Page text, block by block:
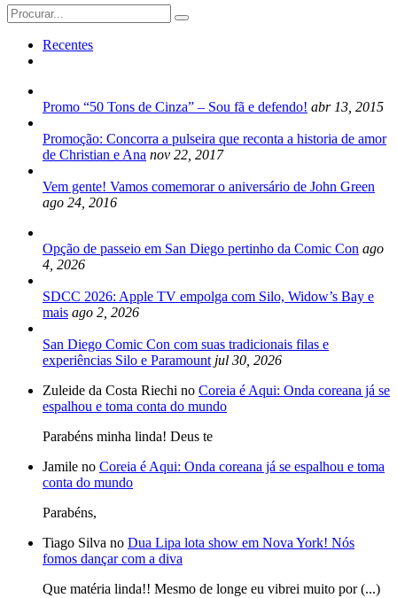
Search
for:
Recentes
Promo “50 Tons de Cinza” – Sou fã e defendo! abr 13, 2015
Promoção: Concorra a pulseira que reconta a historia de amor
de Christian e Ana nov 22, 2017
Vem gente! Vamos comemorar o aniversário de John Green
ago 24, 2016
Opção de passeio em San Diego pertinho da Comic Con ago
4, 2026
SDCC 2026: Apple TV empolga com Silo, Widow’s Bay e
mais ago 2, 2026
San Diego Comic Con com suas tradicionais filas e
experiências Silo e Paramount jul 30, 2026
Zuleide da Costa Riechi no Coreia é Aqui: Onda coreana já se
espalhou e toma conta do mundo
Parabéns minha linda! Deus te
Jamile no Coreia é Aqui: Onda coreana já se espalhou e toma
conta do mundo
Parabéns,
Tiago Silva no Dua Lipa lota show em Nova York! Nós
fomos dançar com a diva
Que matéria linda!! Mesmo de longe eu vibrei muito por (...)